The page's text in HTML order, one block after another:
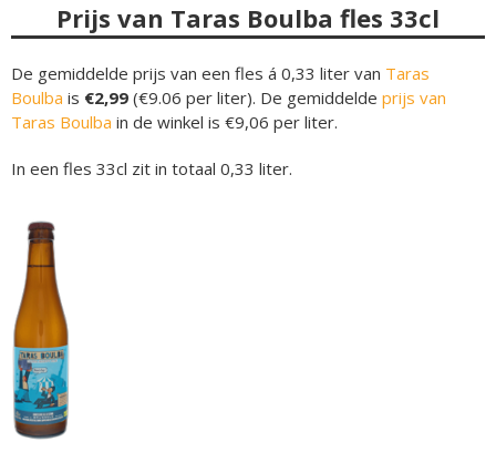
Prijs van Taras Boulba fles 33cl
De gemiddelde prijs van een fles á 0,33 liter van Taras
Boulba is €2,99 (€9.06 per liter). De gemiddelde prijs van
Taras Boulba in de winkel is €9,06 per liter.
In een fles 33cl zit in totaal 0,33 liter.